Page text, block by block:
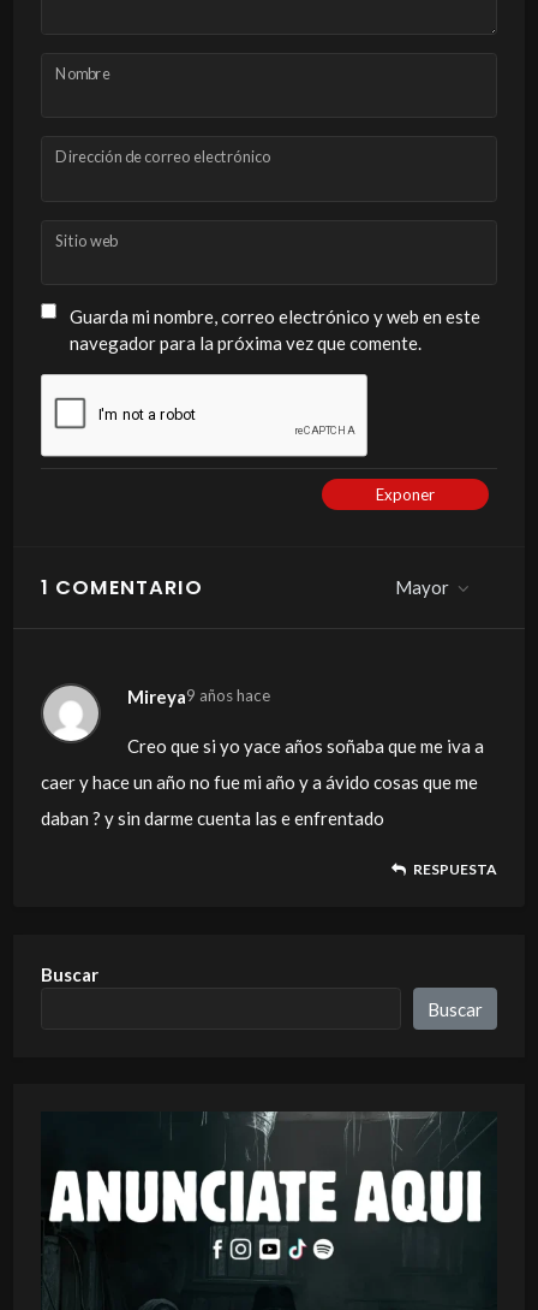
Nombre
Dirección de correo electrónico
Sitio web
Guarda mi nombre, correo electrónico y web en este
navegador para la próxima vez que comente.
Exponer
1 COMENTARIO Mayor
Mireya9 años hace
Creo que si yo yace años soñaba que me iva a
caer y hace un año no fue mi año y a ávido cosas que me
daban ? y sin darme cuenta las e enfrentado
RESPUESTA
Buscar
Buscar